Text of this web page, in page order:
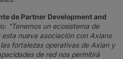
de Partner Development and
“Tenemos un ecosistema de
nueva asociación con Axians
fortalezas operativas de Axian y
de red nos permitirá